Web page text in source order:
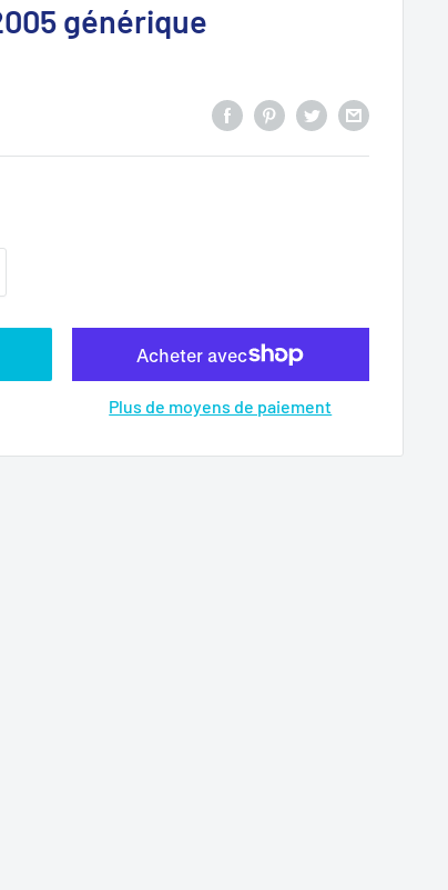
générique
Plus de moyens de paiement